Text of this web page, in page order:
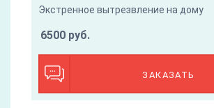
Экстренное вытрезвление на дому
ЗАКАЗАТЬ
6500 руб.